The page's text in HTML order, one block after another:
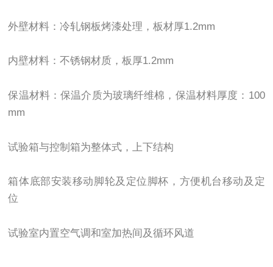
外壁材料：冷轧钢板烤漆处理，板材厚1.2mm
内壁材料：不锈钢材质，板厚1.2mm
保温材料：保温介质为玻璃纤维棉，保温材料厚度：100
mm
试验箱与控制箱为整体式，上下结构
箱体底部安装移动脚轮及定位脚杯，方便机台移动及定
位
试验室内置空气调和室加热间及循环风道